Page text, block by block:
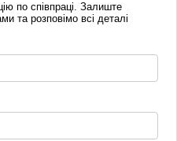
по співпраці. Залиште
та розповімо всі деталі